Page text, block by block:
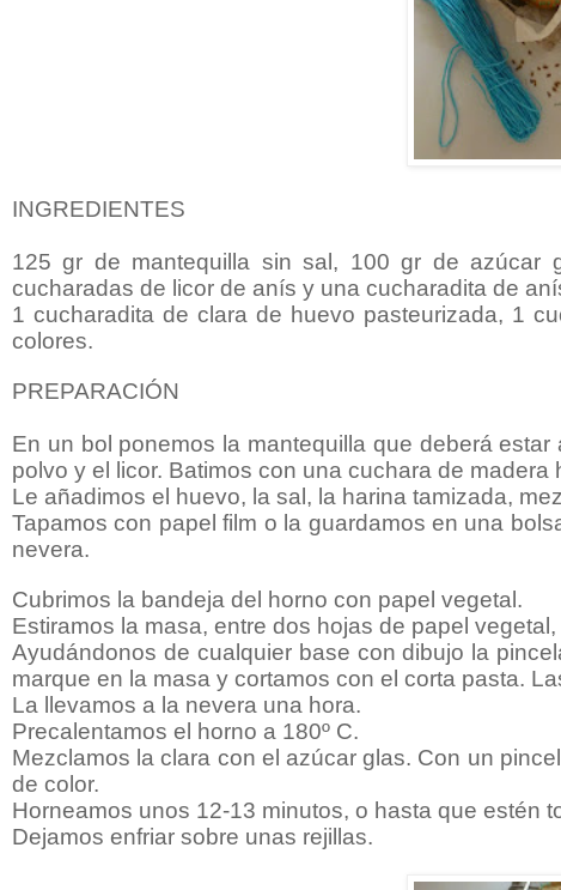
INGREDIENTES
125 gr de mantequilla sin sal, 100 gr de
cucharadas de licor de anís y una cucharadita de
1 cucharadita de clara de huevo pasteurizada, 1
colores.
PREPARACIÓN
En un bol ponemos la mantequilla que deberá
polvo y el licor. Batimos con una cuchara de
Le añadimos el huevo, la sal, la harina tamizada,
Tapamos con papel film o la guardamos en una
nevera.
Cubrimos la bandeja del horno con papel vegetal.
Estiramos la masa, entre dos hojas de papel
Ayudándonos de cualquier base con dibujo la
marque en la masa y cortamos con el corta pasta.
La llevamos a la nevera una hora.
Precalentamos el horno a 180º C.
Mezclamos la clara con el azúcar glas. Con un
de color.
Horneamos unos 12-13 minutos, o hasta que estén
Dejamos enfriar sobre unas rejillas.